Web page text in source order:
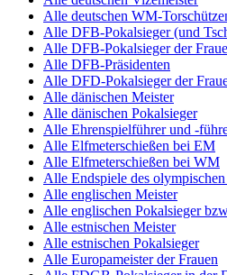
Alle deutschen WM-
Alle DFB-Pokalsieger (und
Alle DFB-Pokalsieger der
Alle DFB-Präsidenten
Alle DFD-Pokalsieger der
Alle dänischen Meister
Alle dänischen Pokalsieger
Alle Ehrenspielführer und -
Alle Elfmeterschießen bei EM
Alle Elfmeterschießen bei WM
Alle Endspiele des
Alle englischen Meister
Alle englischen Pokalsieger
Alle estnischen Meister
Alle estnischen Pokalsieger
Alle Europameister der Frauen